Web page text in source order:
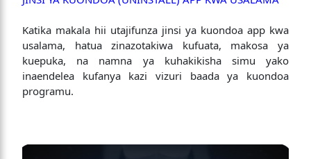
Katika makala hii utajifunza jinsi ya kuondoa app kwa
usalama, hatua zinazotakiwa kufuata, makosa ya
kuepuka, na namna ya kuhakikisha simu yako
inaendelea kufanya kazi vizuri baada ya kuondoa
programu.